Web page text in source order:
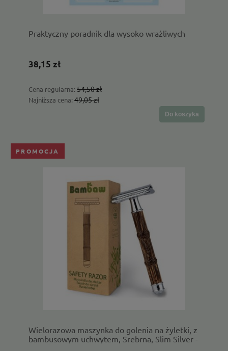
Praktyczny poradnik dla wysoko wrażliwych
38,15 zł
Cena regularna: 54,50 zł
Najniższa cena: 49,05 zł
Do koszyka
Wielorazowa maszynka do golenia na żyletki, z
bambusowym uchwytem, Srebrna, Slim Silver -
PROMOCJA